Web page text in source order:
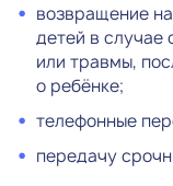
возвращение
детей в случае
или травмы,
о ребёнке;
телефонные
передачу